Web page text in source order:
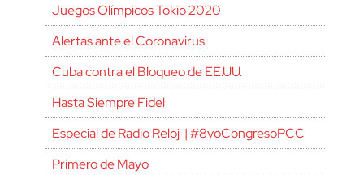
Juegos Olímpicos Tokio 2020
Alertas ante el Coronavirus
Cuba contra el Bloqueo de EE.UU.
Hasta Siempre Fidel
Especial de Radio Reloj | #8voCongresoPCC
Primero de Mayo